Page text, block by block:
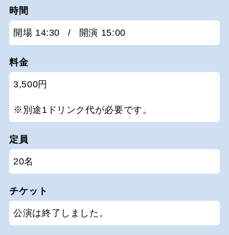
時間
開場 14:30 / 開演 15:00
料金
3,500円
※別途1ドリンク代が必要です。
定員
20名
チケット
公演は終了しました。